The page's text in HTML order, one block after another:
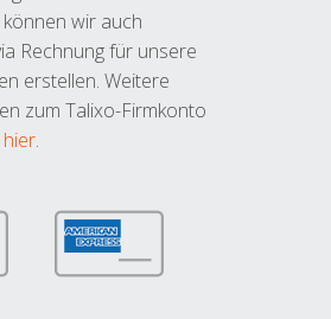
wir auch
Rechnung für unsere
erstellen. Weitere
zum Talixo-Firmkonto
hier.